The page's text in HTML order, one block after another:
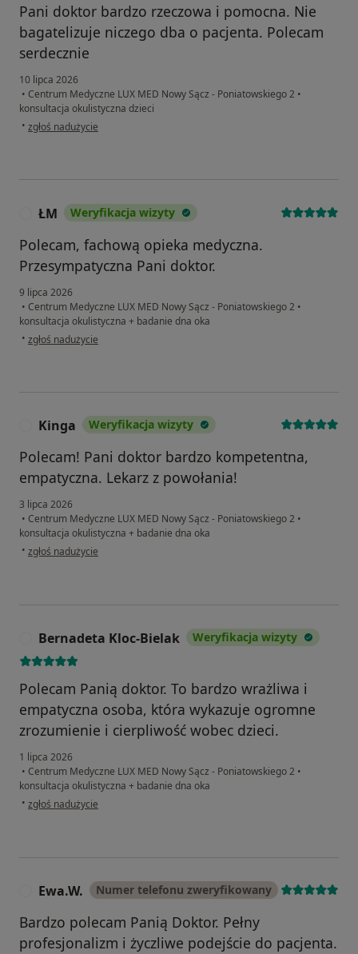
Pani doktor bardzo rzeczowa i pomocna. Nie
bagatelizuje niczego dba o pacjenta. Polecam
serdecznie
10 lipca 2026
• Centrum Medyczne LUX MED Nowy Sącz - Poniatowskiego 2 •
konsultacja okulistyczna dzieci
• w opinii użytkownika Bg
zgłoś nadużycie
ŁM Weryfikacja wizyty
Polecam, fachową opieka medyczna.
Przesympatyczna Pani doktor.
9 lipca 2026
• Centrum Medyczne LUX MED Nowy Sącz - Poniatowskiego 2 •
konsultacja okulistyczna + badanie dna oka
• w opinii użytkownika ŁM
zgłoś nadużycie
Kinga Weryfikacja wizyty
Polecam! Pani doktor bardzo kompetentna,
empatyczna. Lekarz z powołania!
3 lipca 2026
• Centrum Medyczne LUX MED Nowy Sącz - Poniatowskiego 2 •
konsultacja okulistyczna + badanie dna oka
• w opinii użytkownika Kinga
zgłoś nadużycie
Bernadeta Kloc-Bielak Weryfikacja wizyty
Polecam Panią doktor. To bardzo wrażliwa i
empatyczna osoba, która wykazuje ogromne
zrozumienie i cierpliwość wobec dzieci.
1 lipca 2026
• Centrum Medyczne LUX MED Nowy Sącz - Poniatowskiego 2 •
konsultacja okulistyczna + badanie dna oka
• w opinii użytkownika Bernadeta Kloc-Bielak
zgłoś nadużycie
Ewa.W. Numer telefonu zweryfikowany
Bardzo polecam Panią Doktor. Pełny
profesjonalizm i życzliwe podejście do pacjenta.